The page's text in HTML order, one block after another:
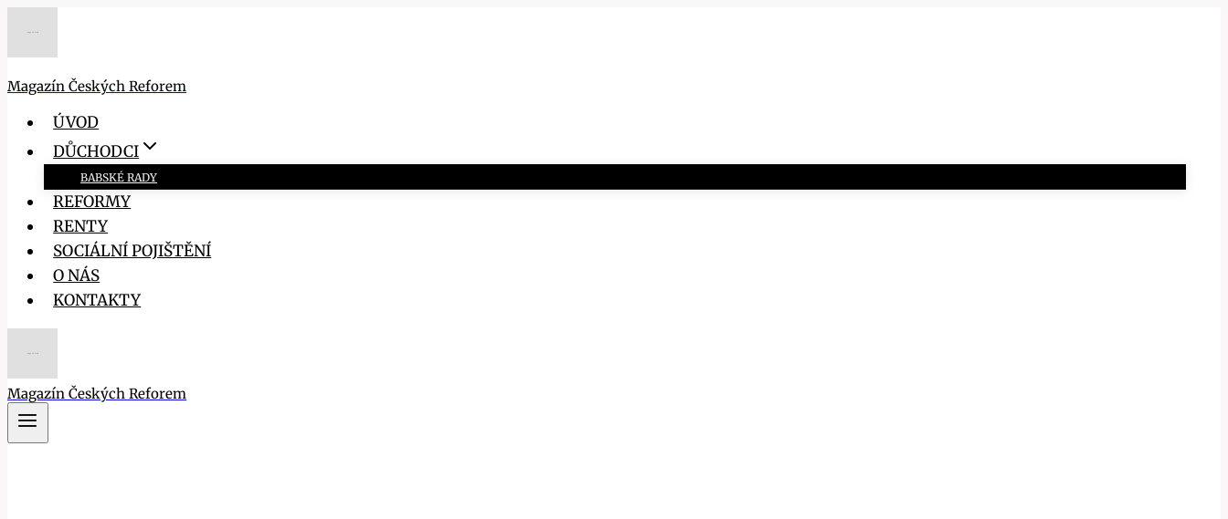
Magazín Českých Reforem
ÚVOD
DŮCHODCI
BABSKÉ RADY
REFORMY
RENTY
SOCIÁLNÍ POJIŠTĚNÍ
O NÁS
KONTAKTY
Magazín Českých Reforem